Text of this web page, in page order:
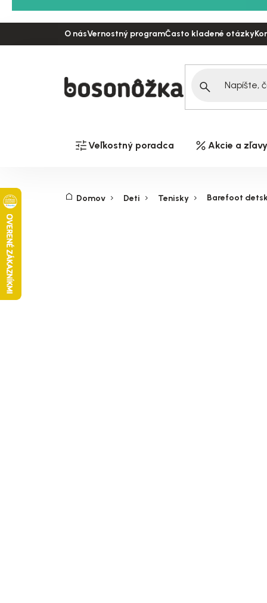
na
O násVernostný programČasto kladené otázky
Veľkostný poradca Akcie a zľavy
Domov Deti Tenisky Barefoot